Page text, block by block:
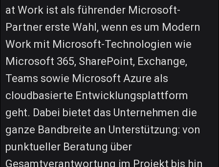
at Work ist als führender Microsoft-
Partner erste Wahl, wenn es um Modern
Work mit Microsoft-Technologien wie
Microsoft 365, SharePoint, Exchange,
Teams sowie Microsoft Azure als
cloudbasierte Entwicklungsplattform
geht. Dabei bietet das Unternehmen die
ganze Bandbreite an Unterstützung: von
punktueller Beratung über
Gesamtverantwortung im Projekt bis hin